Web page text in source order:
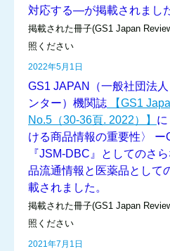
対応する―が掲載されまし
掲載された冊子(GS1 Japan
照ください
2022年5月1日
GS1 JAPAN（一般社団法
ンター）機関誌 【GS1
No.5（30-36頁. 2022）】
ける商品情報の重要性〉
『JSM-DBC』としてのさ
品流通情報と医薬品として
載されました。
掲載された冊子(GS1 Japan
照ください
2021年7月1日